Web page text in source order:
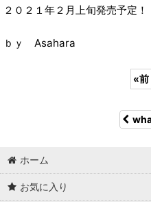
２０２１年２月上旬発売予定！
ｂｙ Asahara
«前
ホーム
お気に入り